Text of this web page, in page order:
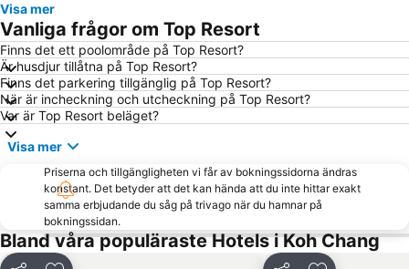
Visa mer
Vanliga frågor om Top Resort
Finns det ett poolområde på Top Resort?
Är husdjur tillåtna på Top Resort?
Finns det parkering tillgänglig på Top Resort?
När är incheckning och utcheckning på Top Resort?
Var är Top Resort beläget?
Visa mer
Priserna och tillgängligheten vi får av bokningssidorna ändras
konstant. Det betyder att det kan hända att du inte hittar exakt
samma erbjudande du såg på trivago när du hamnar på
bokningssidan.
Bland våra populäraste Hotels i Koh Chang